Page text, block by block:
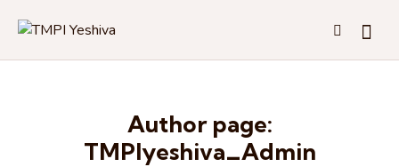
Author page:
TMPIyeshiva_Admin